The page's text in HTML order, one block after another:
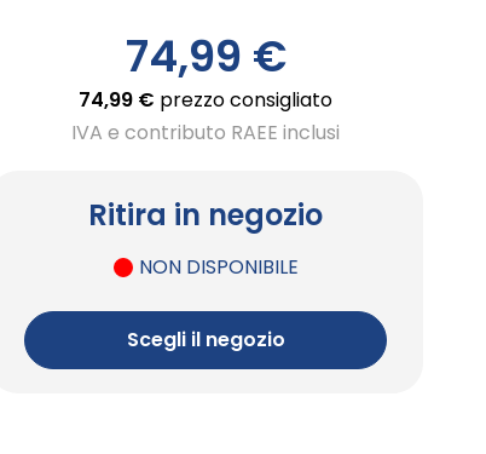
74,99 €
74,99 € prezzo consigliato
IVA e contributo RAEE inclusi
Ritira in negozio
NON DISPONIBILE
Scegli il negozio